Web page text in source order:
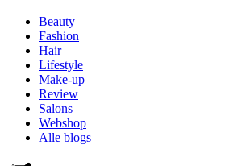
Beauty
Fashion
Hair
Lifestyle
Make-up
Review
Salons
Webshop
Alle blogs